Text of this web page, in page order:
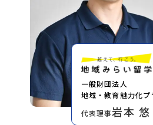
一般財団法人
地域・教育魅力化プ
代表理事岩本 悠